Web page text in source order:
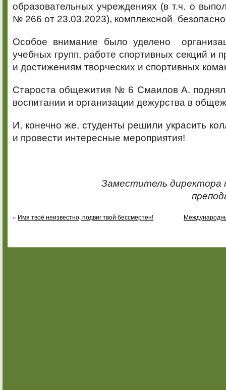
образовательных учреждениях (в т.ч. о
№ 266 от 23.03.2023), комплексной
Особое внимание было уделено
учебных групп, работе спортивных секций и
и достижениям творческих и спортивных
Староста общежития № 6 Смаилов А. поднял
воспитании и организации дежурства в
И, конечно же, студенты решили украсить
и провести интересные мероприятия!
Заместитель директора
« Имя твоё неизвестно, подвиг твой бессмертен!